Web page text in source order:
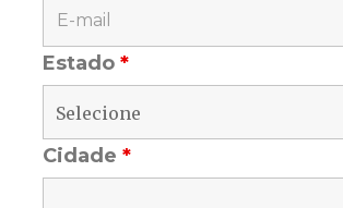
Estado*
Cidade*